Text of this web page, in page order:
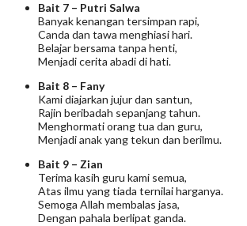
Bait 7 – Putri Salwa
Banyak kenangan tersimpan rapi,
Canda dan tawa menghiasi hari.
Belajar bersama tanpa henti,
Menjadi cerita abadi di hati.
Bait 8 – Fany
Kami diajarkan jujur dan santun,
Rajin beribadah sepanjang tahun.
Menghormati orang tua dan guru,
Menjadi anak yang tekun dan berilmu.
Bait 9 – Zian
Terima kasih guru kami semua,
Atas ilmu yang tiada ternilai harganya.
Semoga Allah membalas jasa,
Dengan pahala berlipat ganda.